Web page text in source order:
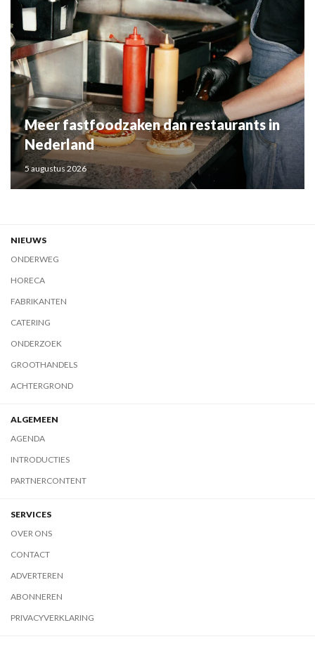
Meer fastfoodzaken dan restaurants in
Nederland
5 augustus 2026
NIEUWS
ONDERWEG
HORECA
FABRIKANTEN
CATERING
ONDERZOEK
GROOTHANDELS
ACHTERGROND
ALGEMEEN
AGENDA
INTRODUCTIES
PARTNERCONTENT
SERVICES
OVER ONS
CONTACT
ADVERTEREN
ABONNEREN
PRIVACYVERKLARING